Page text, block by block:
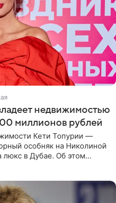
недвижимостью
миллионов рублей
Кети Топурии —
особняк на Николиной
люкс в Дубае. Об этом